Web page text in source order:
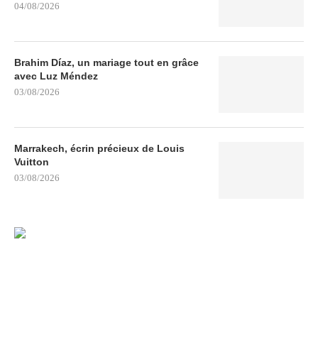
04/08/2026
Brahim Díaz, un mariage tout en grâce
avec Luz Méndez
03/08/2026
Marrakech, écrin précieux de Louis
Vuitton
03/08/2026